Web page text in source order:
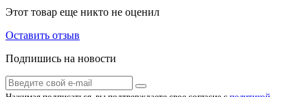
Этот товар еще никто не оценил
Оставить отзыв
Подпишись на новости